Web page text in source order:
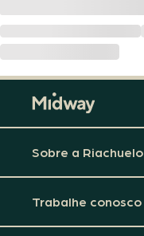
Sobre a Riachuelo
Trabalhe conosco